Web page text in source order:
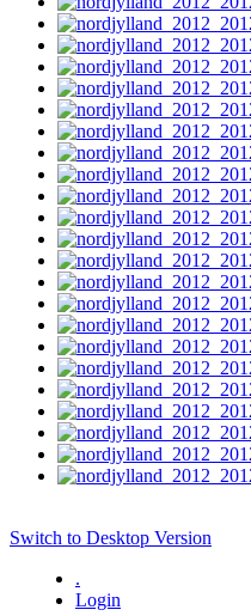
Switch to Desktop Version
.
Login